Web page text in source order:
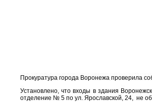
Прокуратура города Воронежа проверила
Установлено, что входы в здания
отделение № 5 по ул. Ярославской, 24, не